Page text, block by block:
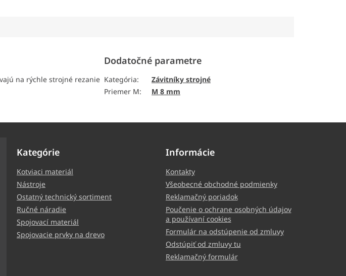
na rýchle strojné rezanie
Dodatočné parametre
Kategória:
Závitníky strojné
Priemer M: M 8 mm
Kategórie
Kotviaci materiál
Nástroje
Ostatný technický sortiment
Ručné náradie
Spojovací materiál
Spojovacie prvky na drevo
Informácie
Kontakty
Všeobecné obchodné podmienky
Reklamačný poriadok
Poučenie o ochrane osobných údajov
a používaní cookies
Formulár na odstúpenie od zmluvy
Odstúpiť od zmluvy tu
Reklamačný formulár